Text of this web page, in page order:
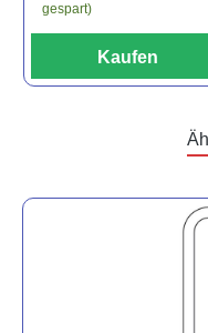
gespart)
Kaufen